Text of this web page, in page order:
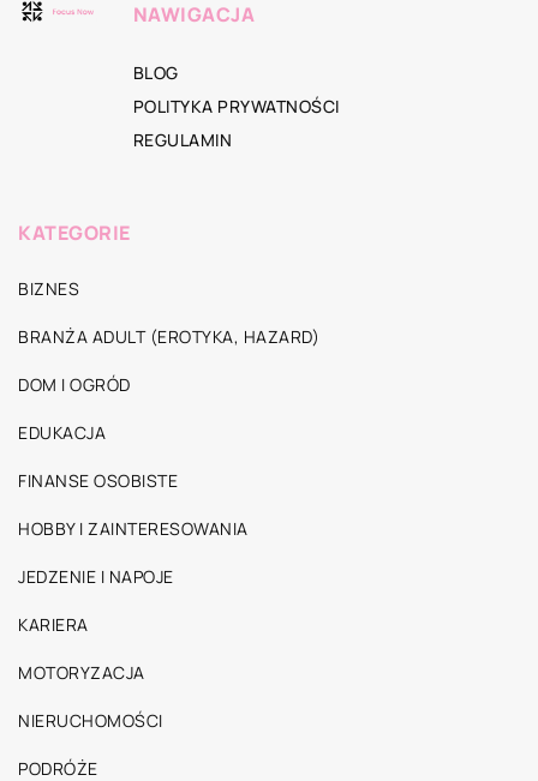
NAWIGACJA
BLOG
POLITYKA PRYWATNOŚCI
REGULAMIN
KATEGORIE
BIZNES
BRANŻA ADULT (EROTYKA, HAZARD)
DOM I OGRÓD
EDUKACJA
FINANSE OSOBISTE
HOBBY I ZAINTERESOWANIA
JEDZENIE I NAPOJE
KARIERA
MOTORYZACJA
NIERUCHOMOŚCI
PODRÓŻE